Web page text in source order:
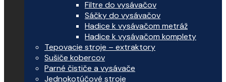
Filtre do vysávačov
Sáčky do vysávačov
Hadice k vysávačom metráž
Hadice k vysávačom komplety
Tepovacie stroje – extraktory
Sušiče kobercov
Parné čističe a vysávače
Jednokotúčové stroje